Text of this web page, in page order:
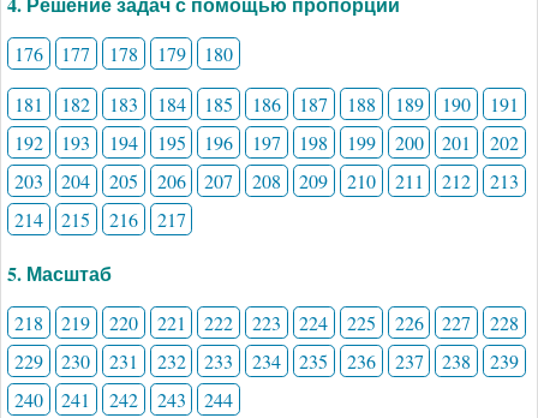
176 177 178 179
180
181
182 183 184 185 186 187 188 189 190
191
192
193 194 195 196 197 198 199 200 201
202
203
204 205 206 207 208 209 210 211 212
213
214
215 216 217
5. Масштаб
218 219 220 221 222 223 224 225 226 227
228
229
230 231 232 233 234 235 236 237 238
239
240
241 242 243 244